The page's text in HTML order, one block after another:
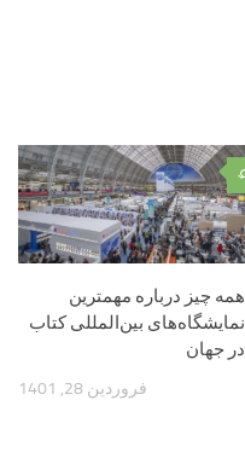
۰
همه چیز درباره مهمترین
نمایشگاه‌های بین‌المللی کتاب
در جهان
فروردین 28, 1401